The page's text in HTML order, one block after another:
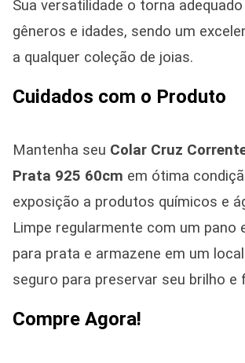
Sua versatilidade o torna
gêneros e idades, sendo um
a qualquer coleção de joias.
Cuidados com o Produto
Mantenha seu Colar Cruz
Prata 925 60cm em ótima
exposição a produtos químicos e
Limpe regularmente com um pano
para prata e armazene em um
seguro para preservar seu brilho e
Compre Agora!